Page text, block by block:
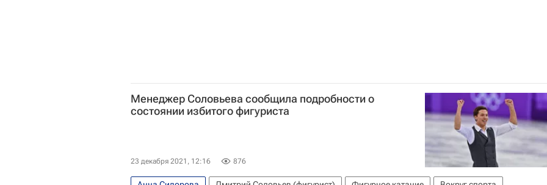
Менеджер Соловьева сообщила подробности о
состоянии избитого фигуриста
23 декабря 2021, 12:16 876